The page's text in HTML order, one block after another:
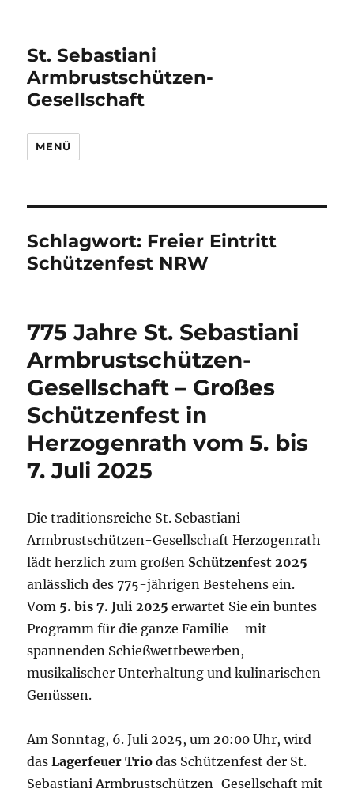
St. Sebastiani
Armbrustschützen-
Gesellschaft
MENÜ
Schlagwort: Freier Eintritt
Schützenfest NRW
775 Jahre St. Sebastiani
Armbrustschützen-
Gesellschaft – Großes
Schützenfest in
Herzogenrath vom 5. bis
7. Juli 2025
Die traditionsreiche St. Sebastiani
Armbrustschützen-Gesellschaft Herzogenrath
lädt herzlich zum großen Schützenfest 2025
anlässlich des 775-jährigen Bestehens ein.
Vom 5. bis 7. Juli 2025 erwartet Sie ein buntes
Programm für die ganze Familie – mit
spannenden Schießwettbewerben,
musikalischer Unterhaltung und kulinarischen
Genüssen.
Am Sonntag, 6. Juli 2025, um 20:00 Uhr, wird
dasLagerfeuer Trio das Schützenfest der St.
Sebastiani Armbrustschützen-Gesellschaft mit